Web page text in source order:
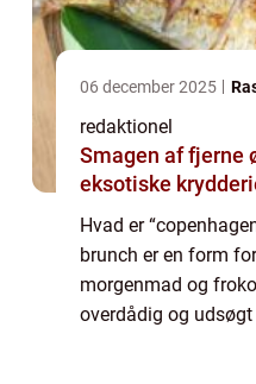
06 december 2025
redaktionel
Smagen af fjerne
eksotiske
Hvad er
brunch er en form
morgenmad og
overdådig og